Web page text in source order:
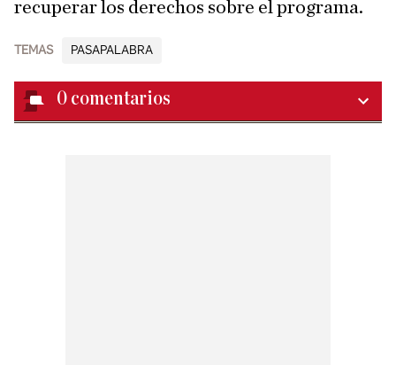
recuperar los derechos sobre el programa.
TEMAS PASAPALABRA
0 comentarios